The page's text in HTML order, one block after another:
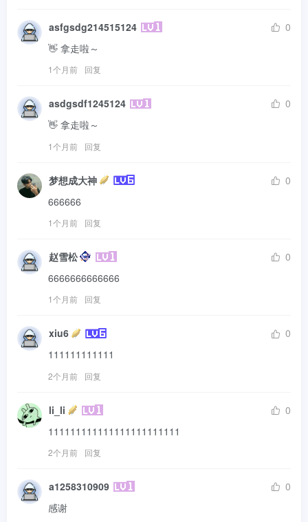
asfgsdg214515124
0
👋 拿走啦～
1个月前 回复
asdgsdf1245124
0
👋 拿走啦～
1个月前 回复
梦想成大神
0
666666
1个月前 回复
赵雪松
0
6666666666666
1个月前 回复
xiu6
0
111111111111
2个月前 回复
li_li
0
111111111111111111111111
2个月前 回复
a1258310909
0
感谢